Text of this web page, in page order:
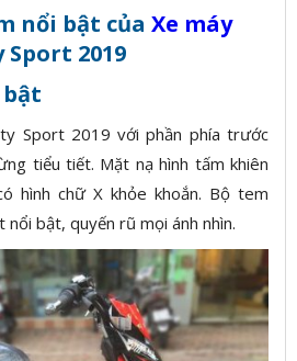
nổi bật của Xe máy
2019
Sport 2019 với phần phía trước
tiểu tiết. Mặt nạ hình tấm khiên
hình chữ X khỏe khoắn. Bộ tem
nổi bật, quyến rũ mọi ánh nhìn.